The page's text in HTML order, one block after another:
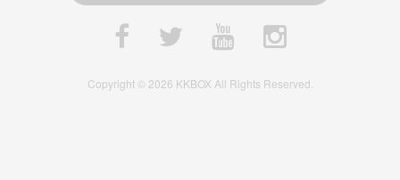
Copyright © 2026 KKBOX All Rights Reserved.